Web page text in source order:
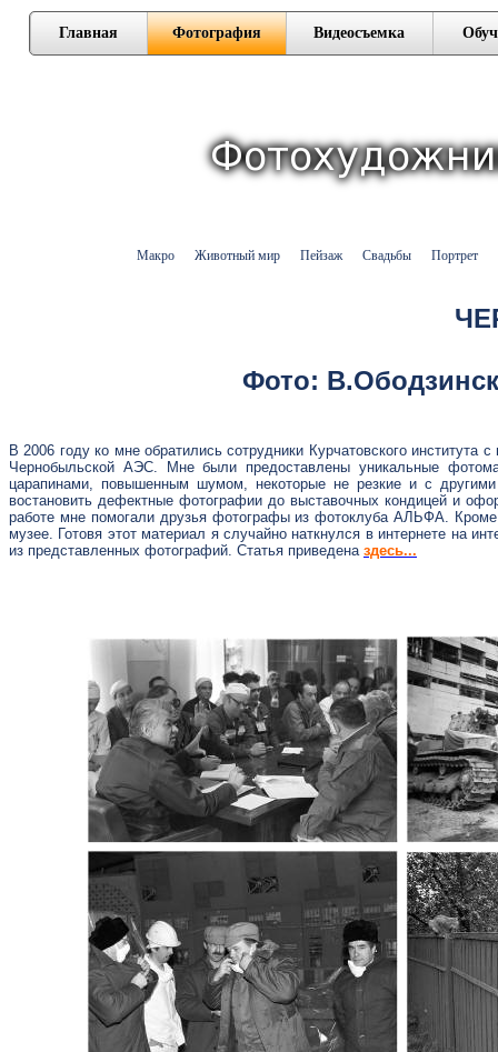
Главная Фотография Видеосъемка
Макро Животный мир Пейзаж Свадьбы Портрет
Фото:
В 2006 году ко мне обратились сотрудники Курчатовского
Чернобыльской АЭС. Мне были предоставлены уникальные
царапинами, повышенным шумом, некоторые не резкие и с
востановить дефектные фотографии до выставочных кондицей и
работе мне помогали друзья фотографы из фотоклуба АЛЬФА.
музее. Готовя этот материал я случайно наткнулся в интернете на
из представленных фотографий. Статья приведена здесь...